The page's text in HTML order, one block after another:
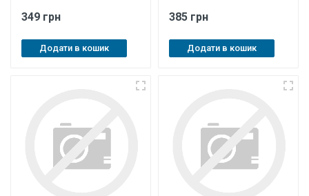
349 грн
Додати в кошик
385 грн
Додати в кошик